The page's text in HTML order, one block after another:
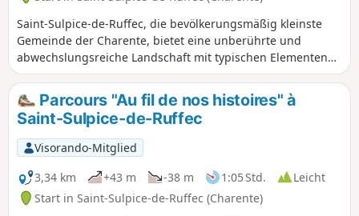
Saint-Sulpice-de-Ruffec, die bevölkerungsmäßig kleinste
Gemeinde der Charente, bietet eine unberührte und
abwechslungsreiche Landschaft mit typischen Elementen
der Charente: Wiesen, Wälder, Täler.
Parcours "Au fil de nos histoires" à
Saint-Sulpice-de-Ruffec
Visorando-Mitglied
3,34 km
+43 m -38 m 1:05 Std.
Leicht
Start in Saint-Sulpice-de-Ruffec (Charente)